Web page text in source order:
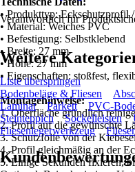
• Produkttyp: Eckschutzprofil
• Material: Weiches PVC
• Befestigung: Selbstklebend
• Breite: 27 mm
• Höhe: 27 mm
• Eigenschaften: stoßfest,
Montagehinweise:
1. Oberfläche gründlich
2. Profil auf die gewünschte
3. Schutzfolie von der
4. Profil gleichmäßig an der
5. Einige Sekunden fixieren,
Verantwortlich für
Weitere
Liste überspringen
Bodenbeläge & Fliesen
Laminat
Parkett PVC-
Steinteppich
Sockelleisten
Fliesenlegerwerkzeug